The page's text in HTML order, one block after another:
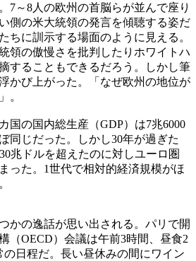
7～8人の欧州の首脳らが並んで座り
側の米大統領の発言を傾聴する姿だ
ちに訓示する場面のように見える。
領の傲慢さを批判したりホワイトハ
することもできるだろう。しかし筆
かび上がった。「なぜ欧州の地位が
。
国の国内総生産（GDP）は7兆6000
同じだった。しかし30年が過ぎた
兆ドルを超えたのに対しユーロ圏
った。1世代で相対的経済規模がほ
かの逸話が思い出される。パリで開
（OECD）会議は午前3時間、昼食2
の日程だ。長い昼休みの間にワイン